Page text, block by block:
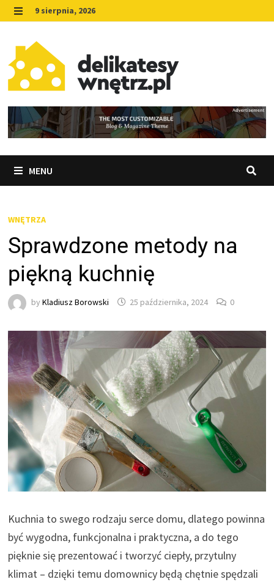
Skip
to
content
MENU
9 sierpnia, 2026
MENU
WNĘTRZA
Sprawdzone metody na
piękną kuchnię
byKladiusz Borowski 25 października, 2024 0
Kuchnia to swego rodzaju serce domu, dlatego powinna
być wygodna, funkcjonalna i praktyczna, a do tego
pięknie się prezentować i tworzyć ciepły, przytulny
klimat – dzięki temu domownicy będą chętnie spędzali